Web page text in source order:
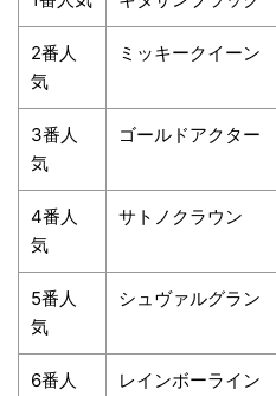
2番人
気
ミッキークイーン
3番人
気
ゴールドアクター
4番人
気
サトノクラウン
5番人
気
シュヴァルグラン
6番人
レインボーライン